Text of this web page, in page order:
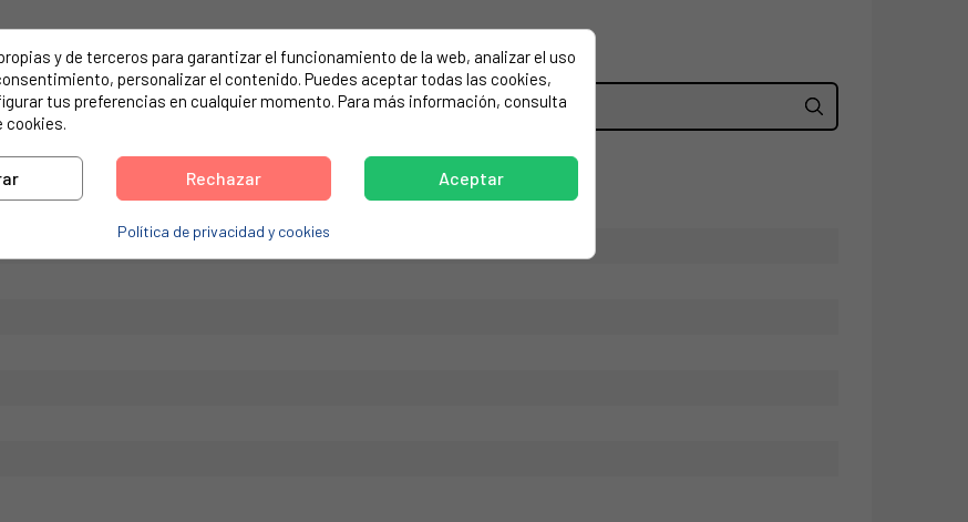
electrodoméstico. Suele estar formado por números y letras.
y de terceros para garantizar el funcionamiento de la web, analizar el uso
personalizar el contenido. Puedes aceptar todas las cookies,
tus preferencias en cualquier momento. Para más información, consulta
cookies.
Rechazar Aceptar
Política de privacidad y cookies